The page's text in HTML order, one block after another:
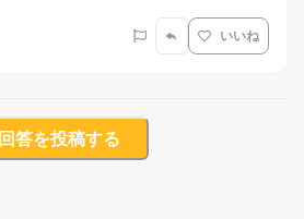
いいね
回答を投稿する